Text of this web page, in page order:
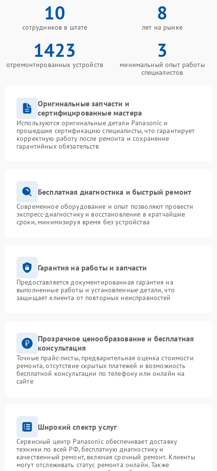
10
сотрудников в штате
8
лет на рынке
1423
отремонтированных устройств
3
минимальный опыт работы
специалистов
Оригинальные запчасти и
сертифицированные мастера
Используются оригинальные детали Panasonic и
прошедшие сертификацию специалисты, что гарантирует
корректную работу после ремонта и сохранение
гарантийных обязательств
Бесплатная диагностика и быстрый ремонт
Современное оборудование и опыт позволяют провести
экспресс-диагностику и восстановление в кратчайшие
сроки, минимизируя время без устройства
Гарантия на работы и запчасти
Предоставляется документированная гарантия на
выполненные работы и установленные детали, что
защищает клиента от повторных неисправностей
Прозрачное ценообразование и бесплатная
консультация
Точные прайс-листы, предварительная оценка стоимости
ремонта, отсутствие скрытых платежей и возможность
бесплатной консультации по телефону или онлайн на
сайте
Широкий спектр услуг
Сервисный центр Panasonic обеспечивает доставку
техники по всей РФ, бесплатную диагностику и
качественный ремонт, включая срочный ремонт. Клиенты
могут отслеживать статус ремонта онлайн. Также